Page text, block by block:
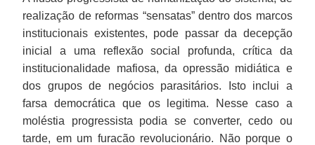
realização de reformas “sensatas” dentro dos marcos
institucionais existentes, pode passar da decepção
inicial a uma reflexão social profunda, crítica da
institucionalidade mafiosa, da opressão midiática e
dos grupos de negócios parasitários. Isto inclui a
farsa democrática que os legitima. Nesse caso a
moléstia progressista podia se converter, cedo ou
tarde, em um furacão revolucionário. Não porque o